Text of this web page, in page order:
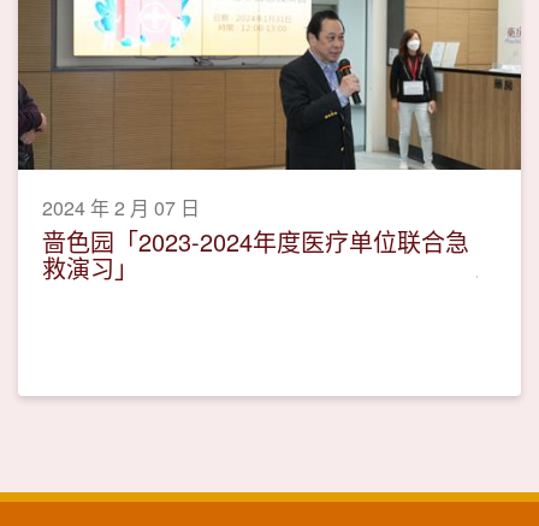
2024 年 2 月 07 日
啬色园「2023-2024年度医疗单位联合急
救演习」